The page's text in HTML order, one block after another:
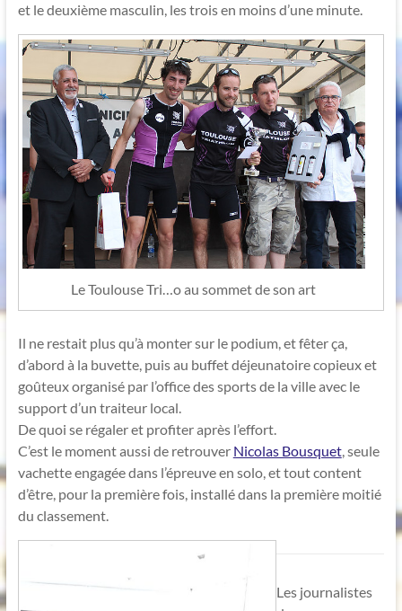
et le deuxième masculin, les trois en moins d’une minute.
Le Toulouse Tri…o au sommet de son art
Il ne restait plus qu’à monter sur le podium, et fêter ça,
d’abord à la buvette, puis au buffet déjeunatoire copieux et
goûteux organisé par l’office des sports de la ville avec le
support d’un traiteur local.
De quoi se régaler et profiter après l’effort.
C’est le moment aussi de retrouver Nicolas Bousquet, seule
vachette engagée dans l’épreuve en solo, et tout content
d’être, pour la première fois, installé dans la première moitié
du classement.
Les journalistes